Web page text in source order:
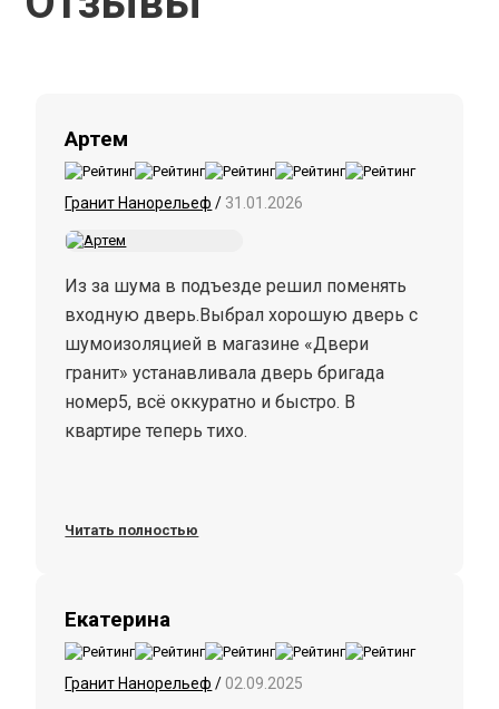
Артем
Гранит Нанорельеф / 31.01.2026
Из за шума в подъезде решил поменять
входную дверь.Выбрал хорошую дверь с
шумоизоляцией в магазине «Двери
гранит» устанавливала дверь бригада
номер5, всë оккуратно и быстро. В
квартире теперь тихо.
Читать полностью
Екатерина
Гранит Нанорельеф /02.09.2025